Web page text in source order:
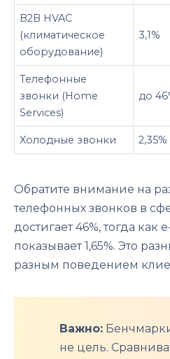
B2B HVAC
(климатическое
оборудование)
3,1%
Телефонные
звонки (Home
Services)
до
Холодные звонки 2,35%
Обратите внимание на
телефонных звонков в
достигает 46%, тогда
показывает 1,65%. Это
разным поведением
Важно:
не цель.